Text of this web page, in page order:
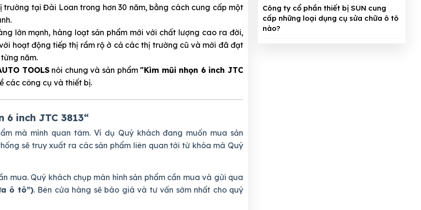
tại Đài Loan trong hơn 30 năm, bằng cách cung cấp một
lớn mạnh, hàng loạt sản phẩm mới với chất lượng cao ra đời,
hoạt động tiếp thị rầm rộ ở cả các thị trường cũ và mới đã đạt
năm.
TOOLSnói chung và sản phẩm"Kìm mũi nhọn 6 inch JTC
các công cụ và thiết bị.
6 inch JTC 3813“
mà mình quan tâm. Ví dụ Quý khách đang muốn mua sản
sẽ truy xuất ra các sản phẩm liên quan tới từ khóa mà Quý
mua. Quý khách chụp màn hình sản phẩm cần mua và gửi qua
ô tô”). Bên cửa hàng sẽ báo giá và tư vấn sớm nhất cho quý
Công ty cổ phần thiết bị SUN cung
cấp những loại dụng cụ sửa chữa ô tô
nào?